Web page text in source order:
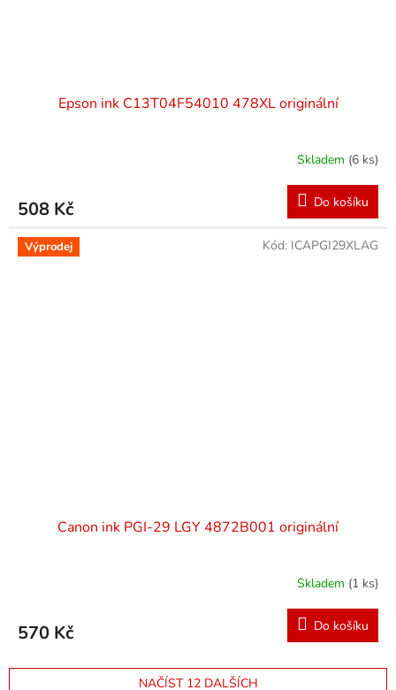
Epson ink C13T04F54010 478XL originální
Skladem (6 ks)
508 Kč Do košíku
Výprodej
Canon ink PGI-29 LGY 4872B001 originální
Skladem (1 ks)
570 Kč Do košíku
Kód: ICAPGI29XLAG
NAČÍST 12 DALŠÍCH